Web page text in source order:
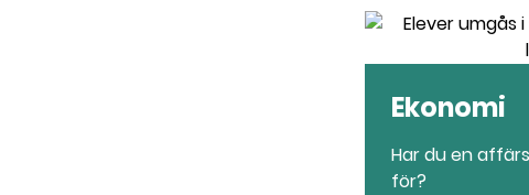
Ekonomi
Har du en
för?